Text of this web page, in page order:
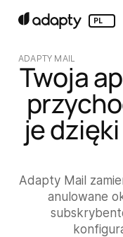
PL
ADAPTY MAIL
Twoja
je
Adapty Mail
anulowane